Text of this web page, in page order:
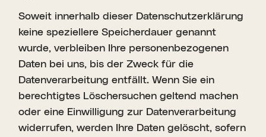
Soweit innerhalb dieser Datenschutzerklärung
keine speziellere Speicherdauer genannt
wurde, verbleiben Ihre personenbezogenen
Daten bei uns, bis der Zweck für die
Datenverarbeitung entfällt. Wenn Sie ein
berechtigtes Löschersuchen geltend machen
oder eine Einwilligung zur Datenverarbeitung
widerrufen, werden Ihre Daten gelöscht, sofern